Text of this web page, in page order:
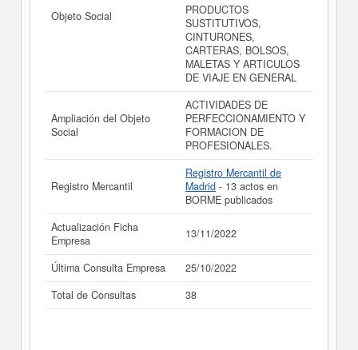
Objeto Social
PRODUCTOS
SUSTITUTIVOS,
CINTURONES,
CARTERAS, BOLSOS,
MALETAS Y ARTICULOS
DE VIAJE EN GENERAL
Ampliación del Objeto
Social
ACTIVIDADES DE
PERFECCIONAMIENTO Y
FORMACION DE
PROFESIONALES.
Registro Mercantil
Registro Mercantil de
Madrid - 13 actos en
BORME publicados
Actualización Ficha
Empresa
13/11/2022
Última Consulta Empresa
25/10/2022
Total de Consultas
38